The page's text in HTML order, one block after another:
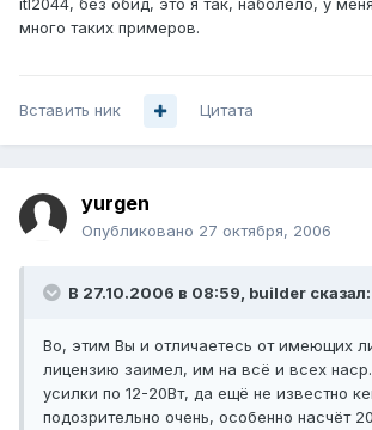
itl2044, без обид, это я так, наболело, у
много таких примеров.
Вставить ник Цитата
yurgen
Опубликовано 27 октября, 2006
В 27.10.2006 в 08:59, builder сказал:
Во, этим Вы и отличаетесь от имеющих
лицензию заимел, им на всё и всех
усилки по 12-20Вт, да ещё не известно
подозрительно очень, особенно насчёт